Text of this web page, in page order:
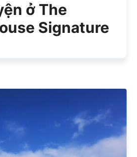
ở The
Signature